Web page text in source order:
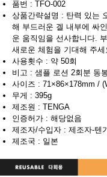
품번 : TFO-002
상품간략설명 : 탄력 있는
해 부드러운 겔 내부에 싸
운 움직임을 선사합니다.
새로운 체험을 기대해 주세
사용횟수 : 약 50회
비고 : 샘플 로션 2회분 동
사이즈 : 71×86×178mm /
무게 : 395g
제조원 : TENGA
인증허가 : 해당없음
제조자/수입자 : 제조자-텐
제조국 : 일본